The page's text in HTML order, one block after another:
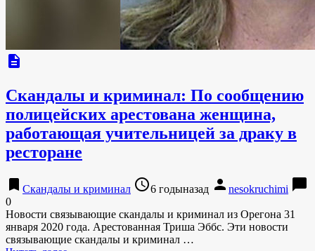
description
Скандалы и криминал: По сообщению
полицейских арестована женщина,
работающая учительницей за драку в
ресторане
bookmark Скандалы и криминал access_time6 годыназад person nesokruchimi chat_bubble
0
Новости связывающие скандалы и криминал из Орегона 31
января 2020 года. Арестованная Триша Эббс. Эти новости
связывающие скандалы и криминал …